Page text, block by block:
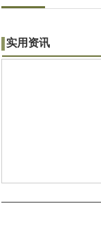
实用资讯